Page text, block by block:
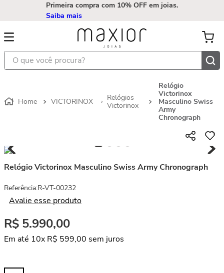
Primeira compra com 10% OFF em joias.
Saiba mais
O que você procura?
VICTORINOX
Relógios
Victorinox
Relógio
Victorinox
Masculino Swiss
Army
Chronograph
Relógio Victorinox Masculino Swiss Army Chronograph
Referência:R-VT-00232
Avalie esse produto
R$ 5.990,00
Em até 10x R$ 599,00 sem juros